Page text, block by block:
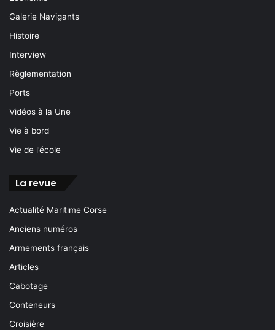
Galerie Navigants
Histoire
Interview
Règlementation
Ports
Vidéos à la Une
Vie à bord
Vie de l’école
La revue
Actualité Maritime Corse
Anciens numéros
Armements français
Articles
Cabotage
Conteneurs
Croisière